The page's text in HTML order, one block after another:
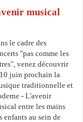
musical
le cadre des
"pas comme les
venez découvrir
juin prochain la
traditionnelle et
- L'avenir
entre les mains
enfants au sein de